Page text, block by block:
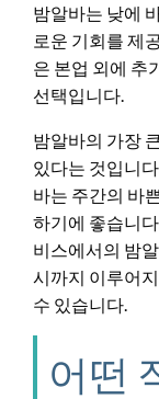
밤알바는 낮에
로운 기회를 제
은 본업 외에 추
선택입니다.
밤알바의 가장
있다는 것입니
바는 주간의 바
하기에 좋습니
비스에서의 밤
시까지 이루어
수 있습니다.
어떤